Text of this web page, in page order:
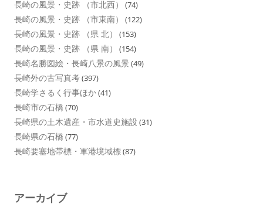
長崎の風景・史跡 （市北西） (74)
長崎の風景・史跡 （市東南） (122)
長崎の風景・史跡 （県 北） (153)
長崎の風景・史跡 （県 南） (154)
長崎名勝図絵・長崎八景の風景 (49)
長崎外の古写真考(397)
長崎学さるく行事ほか(41)
長崎市の石橋 (70)
長崎県の土木遺産・市水道史施設 (31)
長崎県の石橋 (77)
長崎要塞地帯標・軍港境域標(87)
アーカイブ